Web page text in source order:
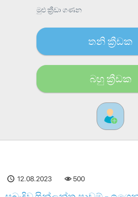
මුළු ක්‍රීඩා ගණන
තනි ක්‍රීඩක
බහු ක්‍රීඩක​
12.08.2023 500